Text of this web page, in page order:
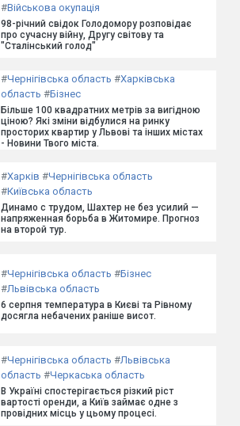
#Військова окупація
98-річний свідок Голодомору розповідає
про сучасну війну, Другу світову та
"Сталінський голод"
#Чернігівська область #Харківська
область #Бізнес
Більше 100 квадратних метрів за вигідною
ціною? Які зміни відбулися на ринку
просторих квартир у Львові та інших містах
- Новини Твого міста.
#Харків #Чернігівська область
#Київська область
Динамо с трудом, Шахтер не без усилий —
напряженная борьба в Житомире. Прогноз
на второй тур.
#Чернігівська область #Бізнес
#Львівська область
6 серпня температура в Києві та Рівному
досягла небачених раніше висот.
#Чернігівська область #Львівська
область #Черкаська область
В Україні спостерігається різкий ріст
вартості оренди, а Київ займає одне з
провідних місць у цьому процесі.